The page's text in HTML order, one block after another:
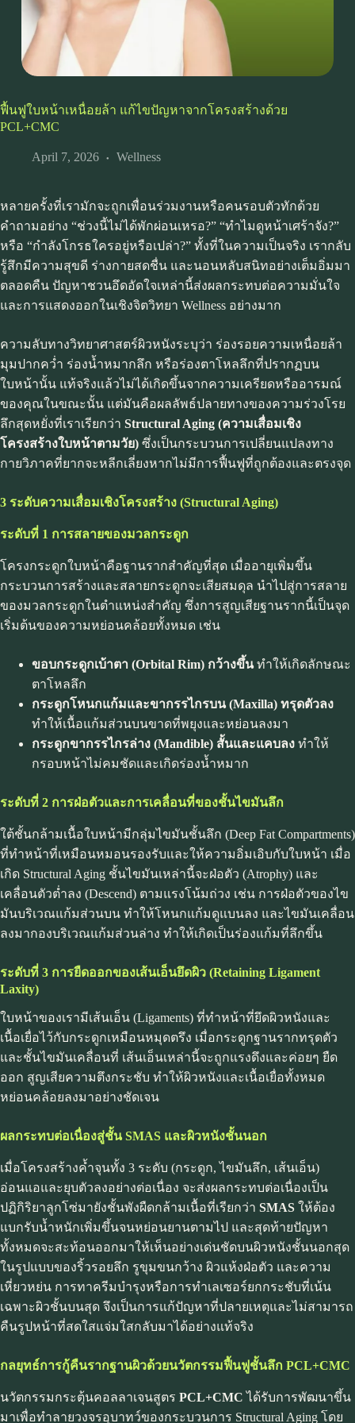
ฟื้นฟูใบหน้าเหนื่อยล้า แก้ไขปัญหาจากโครงสร้างด้วย
PCL+CMC
April 7, 2026 Wellness
หลายครั้งที่เรามักจะถูกเพื่อนร่วมงานหรือคนรอบตัวทักด้วย
คำถามอย่าง “ช่วงนี้ไม่ได้พักผ่อนเหรอ?” “ทำไมดูหน้าเศร้าจัง?”
หรือ “กำลังโกรธใครอยู่หรือเปล่า?” ทั้งที่ในความเป็นจริง เรากลับ
รู้สึกมีความสุขดี ร่างกายสดชื่น และนอนหลับสนิทอย่างเต็มอิ่มมา
ตลอดคืน ปัญหาชวนอึดอัดใจเหล่านี้ส่งผลกระทบต่อความมั่นใจ
และการแสดงออกในเชิงจิตวิทยา Wellness อย่างมาก
ความลับทางวิทยาศาสตร์ผิวหนังระบุว่า ร่องรอยความเหนื่อยล้า
มุมปากคว่ำ ร่องน้ำหมากลึก หรือร่องตาโหลลึกที่ปรากฏบน
ใบหน้านั้น แท้จริงแล้วไม่ได้เกิดขึ้นจากความเครียดหรืออารมณ์
ของคุณในขณะนั้น แต่มันคือผลลัพธ์ปลายทางของความร่วงโรย
ลึกสุดหยั่งที่เราเรียกว่า Structural Aging (ความเสื่อมเชิง
โครงสร้างใบหน้าตามวัย) ซึ่งเป็นกระบวนการเปลี่ยนแปลงทาง
กายวิภาคที่ยากจะหลีกเลี่ยงหากไม่มีการฟื้นฟูที่ถูกต้องและตรงจุด
3 ระดับความเสื่อมเชิงโครงสร้าง (Structural Aging)
ระดับที่ 1 การสลายของมวลกระดูก
โครงกระดูกใบหน้าคือฐานรากสำคัญที่สุด เมื่ออายุเพิ่มขึ้น
กระบวนการสร้างและสลายกระดูกจะเสียสมดุล นำไปสู่การสลาย
ของมวลกระดูกในตำแหน่งสำคัญ ซึ่งการสูญเสียฐานรากนี้เป็นจุด
เริ่มต้นของความหย่อนคล้อยทั้งหมด เช่น
ขอบกระดูกเบ้าตา (Orbital Rim) กว้างขึ้นทำให้เกิดลักษณะ
ตาโหลลึก
กระดูกโหนกแก้มและขากรรไกรบน (Maxilla) ทรุดตัวลง
ทำให้เนื้อแก้มส่วนบนขาดที่พยุงและหย่อนลงมา
กระดูกขากรรไกรล่าง (Mandible) สั้นและแคบลง ทำให้
กรอบหน้าไม่คมชัดและเกิดร่องน้ำหมาก
ระดับที่ 2 การฝ่อตัวและการเคลื่อนที่ของชั้นไขมันลึก
ใต้ชั้นกล้ามเนื้อใบหน้ามีกลุ่มไขมันชั้นลึก (Deep Fat Compartments)
ที่ทำหน้าที่เหมือนหมอนรองรับและให้ความอิ่มเอิบกับใบหน้า เมื่อ
เกิด Structural Aging ชั้นไขมันเหล่านี้จะฝ่อตัว (Atrophy) และ
เคลื่อนตัวต่ำลง (Descend) ตามแรงโน้มถ่วง เช่น การฝ่อตัวของไข
มันบริเวณแก้มส่วนบน ทำให้โหนกแก้มดูแบนลง และไขมันเคลื่อน
ลงมากองบริเวณแก้มส่วนล่าง ทำให้เกิดเป็นร่องแก้มที่ลึกขึ้น
ระดับที่ 3 การยืดออกของเส้นเอ็นยึดผิว (Retaining Ligament
Laxity)
ใบหน้าของเรามีเส้นเอ็น (Ligaments) ที่ทำหน้าที่ยึดผิวหนังและ
เนื้อเยื่อไว้กับกระดูกเหมือนหมุดตรึง เมื่อกระดูกฐานรากทรุดตัว
และชั้นไขมันเคลื่อนที่ เส้นเอ็นเหล่านี้จะถูกแรงดึงและค่อยๆ ยืด
ออก สูญเสียความตึงกระชับ ทำให้ผิวหนังและเนื้อเยื่อทั้งหมด
หย่อนคล้อยลงมาอย่างชัดเจน
ผลกระทบต่อเนื่องสู่ชั้น SMAS และผิวหนังชั้นนอก
เมื่อโครงสร้างค้ำจุนทั้ง 3 ระดับ (กระดูก, ไขมันลึก, เส้นเอ็น)
อ่อนแอและยุบตัวลงอย่างต่อเนื่อง จะส่งผลกระทบต่อเนื่องเป็น
ปฏิกิริยาลูกโซ่มายังชั้นพังผืดกล้ามเนื้อที่เรียกว่า SMAS ให้ต้อง
แบกรับน้ำหนักเพิ่มขึ้นจนหย่อนยานตามไป และสุดท้ายปัญหา
ทั้งหมดจะสะท้อนออกมาให้เห็นอย่างเด่นชัดบนผิวหนังชั้นนอกสุด
ในรูปแบบของริ้วรอยลึก รูขุมขนกว้าง ผิวแห้งฝ่อตัว และความ
เหี่ยวหย่น การทาครีมบำรุงหรือการทำเลเซอร์ยกกระชับที่เน้น
เฉพาะผิวชั้นบนสุด จึงเป็นการแก้ปัญหาที่ปลายเหตุและไม่สามารถ
คืนรูปหน้าที่สดใสแจ่มใสกลับมาได้อย่างแท้จริง
กลยุทธ์การกู้คืนรากฐานผิวด้วยนวัตกรรมฟื้นฟูชั้นลึก PCL+CMC
นวัตกรรมกระตุ้นคอลลาเจนสูตร PCL+CMC ได้รับการพัฒนาขึ้น
มาเพื่อทำลายวงจรอุบาทว์ของกระบวนการ Structural Aging โดย